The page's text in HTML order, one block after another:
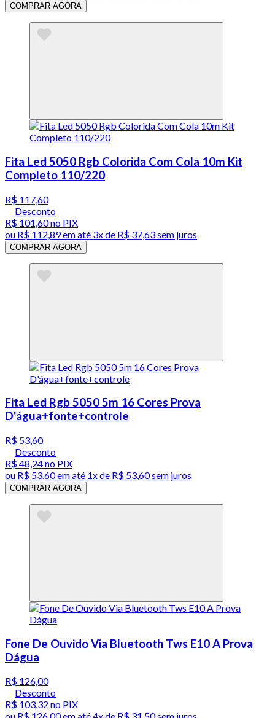
COMPRAR AGORA
Fita Led 5050 Rgb Colorida Com Cola 10m Kit
Completo 110/220
R$ 117,60
Desconto
R$ 101,60no PIX
ou R$ 112,89em até 3x de R$ 37,63 sem juros
COMPRAR AGORA
Fita Led Rgb 5050 5m 16 Cores Prova
D'água+fonte+controle
R$ 53,60
Desconto
R$ 48,24no PIX
ou R$ 53,60em até 1x de R$ 53,60sem juros
COMPRAR AGORA
Fone De Ouvido Via Bluetooth Tws E10 A Prova
Dágua
R$ 126,00
Desconto
R$ 103,32 no PIX